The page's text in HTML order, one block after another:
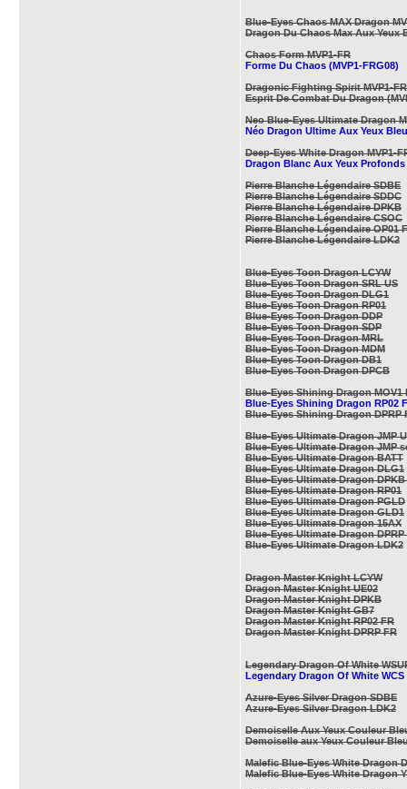
Blue-Eyes Chaos MAX Dragon
Dragon Du Chaos Max Aux Yeux
Chaos Form MVP1-FR
Forme Du Chaos (MVP1-FRG08)
Dragonic Fighting Spirit MVP1-FR
Esprit De Combat Du Dragon
Neo Blue-Eyes Ultimate Dragon
Néo Dragon Ultime Aux Yeux
Deep-Eyes White Dragon MVP1-
Dragon Blanc Aux Yeux Profonds
Pierre Blanche Légendaire SDBE
Pierre Blanche Légendaire SDDC
Pierre Blanche Légendaire DPKB
Pierre Blanche Légendaire CSOC
Pierre Blanche Légendaire OP01
Pierre Blanche Légendaire LDK2
Blue-Eyes Toon Dragon LCYW
Blue-Eyes Toon Dragon SRL US
Blue-Eyes Toon Dragon DLG1
Blue-Eyes Toon Dragon RP01
Blue-Eyes Toon Dragon DDP
Blue-Eyes Toon Dragon SDP
Blue-Eyes Toon Dragon MRL
Blue-Eyes Toon Dragon MDM
Blue-Eyes Toon Dragon DB1
Blue-Eyes Toon Dragon DPCB
Blue-Eyes Shining Dragon MOV1
Blue-Eyes Shining Dragon RP02
Blue-Eyes Shining Dragon DPRP
Blue-Eyes Ultimate Dragon JMP
Blue-Eyes Ultimate Dragon JMP
Blue-Eyes Ultimate Dragon BATT
Blue-Eyes Ultimate Dragon DLG1
Blue-Eyes Ultimate Dragon DPKB
Blue-Eyes Ultimate Dragon RP01
Blue-Eyes Ultimate Dragon PGLD
Blue-Eyes Ultimate Dragon GLD1
Blue-Eyes Ultimate Dragon 15AX
Blue-Eyes Ultimate Dragon DPRP
Blue-Eyes Ultimate Dragon LDK2
Dragon Master Knight LCYW
Dragon Master Knight UE02
Dragon Master Knight DPKB
Dragon Master Knight GB7
Dragon Master Knight RP02 FR
Dragon Master Knight DPRP FR
Legendary Dragon Of White
Legendary Dragon Of White WCS
Azure-Eyes Silver Dragon SDBE
Azure-Eyes Silver Dragon LDK2
Demoiselle Aux Yeux Couleur
Demoiselle aux Yeux Couleur
Malefic Blue-Eyes White Dragon
Malefic Blue-Eyes White Dragon